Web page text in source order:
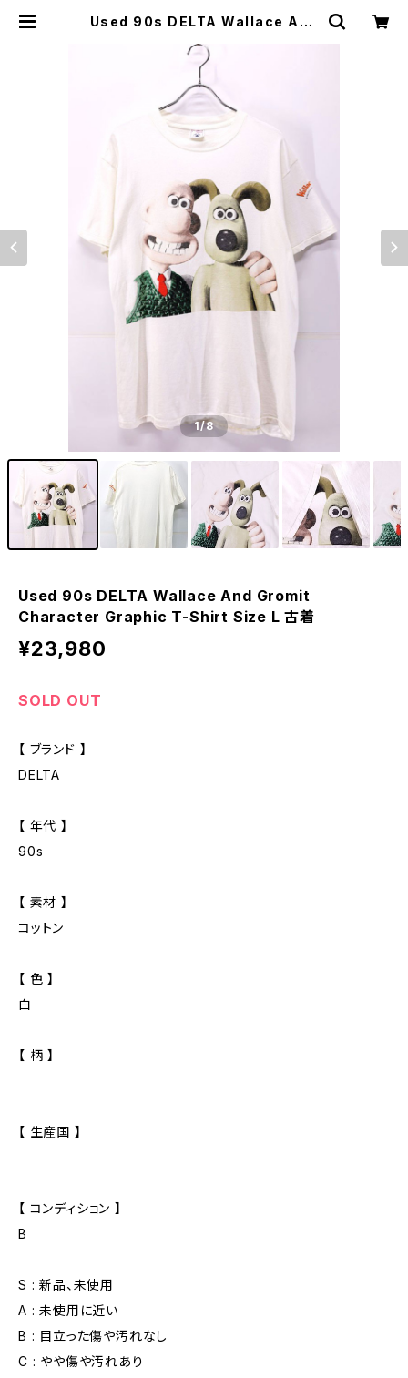
Used 90s DELTA Wallace And
Shirt Size L 古着 | ear vintage
&culture store
1/8
Used 90s DELTA Wallace And Gromit
Character Graphic T-Shirt Size L 古着
¥23,980
SOLD OUT
【 ブランド 】
DELTA
【 年代 】
90s
【 素材 】
コットン
【 色 】
白
【 柄 】
【 生産国 】
【 コンディション 】
B
S : 新品、未使用
A : 未使用に近い
B : 目立った傷や汚れなし
C : やや傷や汚れあり